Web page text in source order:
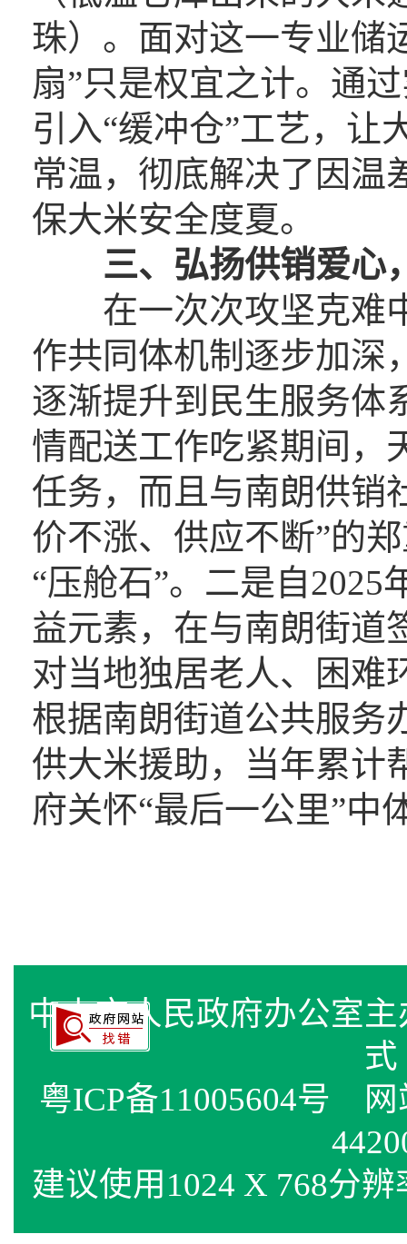
珠）。面对这一专业储
扇”只是权宜之计。通
引入“缓冲仓”工艺，让
常温，彻底解决了因温
保大米安全度夏。
三、弘扬供销爱心
在一次次攻坚克难中
作共同体机制逐步加深
逐渐提升到民生服务体
情配送工作吃紧期间，
任务，而且与南朗供销
价不涨、供应不断”的
“压舱石”。二是自
益元素，在与南朗街道
对当地独居老人、困难
根据南朗街道公共服务
供大米援助，当年累计
府关怀“最后一公里”中
中山市人民政府办公
式
粤ICP备11005604号 网
建议使用1024 X 768分